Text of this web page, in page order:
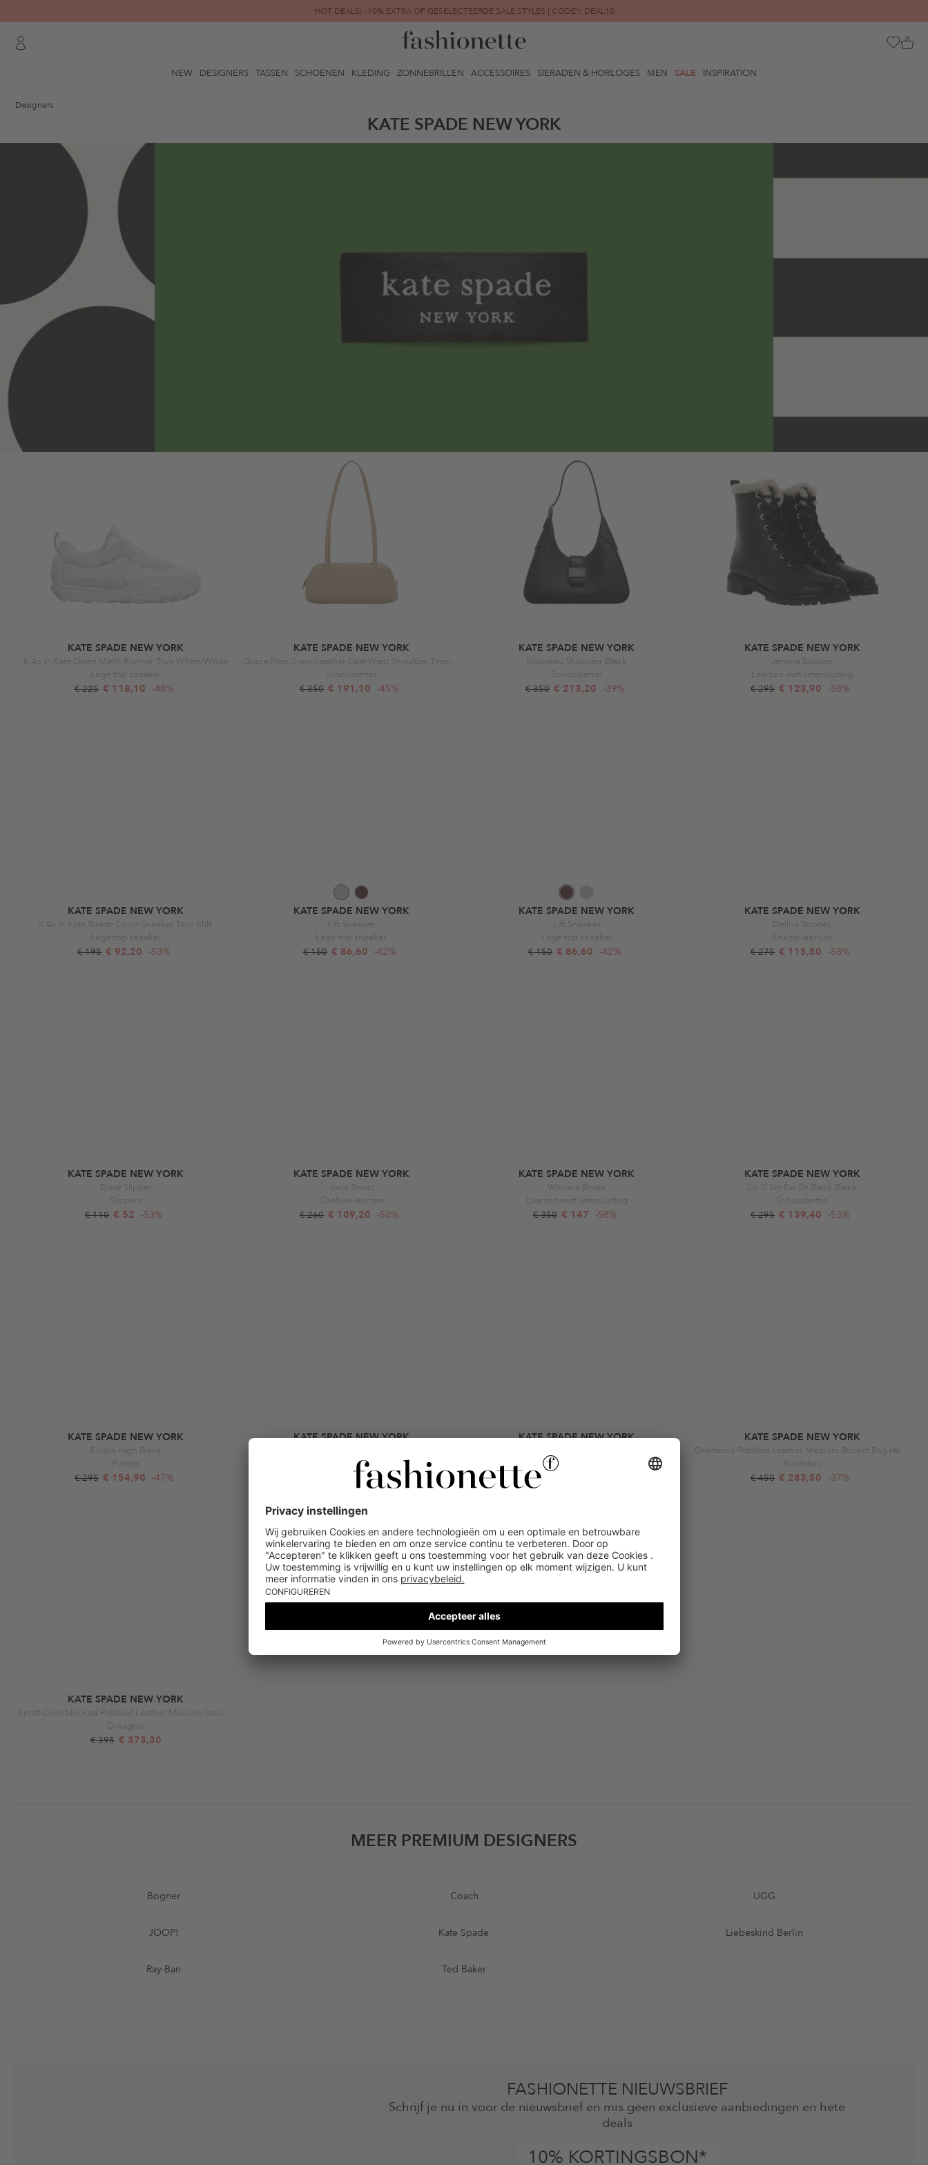
HOT DEALS: -10% EXTRA OP GESELECTEERDE SALE STYLES | CODE*: DEAL10
FINAL SALE | TOT -80% GEREDUCEERD
NEW DESIGNERS TASSEN SCHOENEN KLEDING ZONNEBRILLEN ACCESSOIRES SIERADEN & HORLOGES MEN SALE INSPIRATION
Designers
KATE SPADE NEW YORK
KATE SPADE NEW YORK
K As In Kate Open Mesh Runner True White/White
Lage-top sneaker
€ 225 € 118,10 -48%
KATE SPADE NEW YORK
Schoudertas
€ 350 € 191,10 -45%
KATE SPADE NEW YORK
Nouveau Shoulder Black
Schoudertas
€ 350 € 213,20 -39%
KATE SPADE NEW YORK
Jemma Booties
Laarzen met vetersluiting
€ 295 € 123,90 -58%
KATE SPADE NEW YORK
K As In Kate Suede Court Sneaker Taro Milk
Lage-top sneaker
€ 195 € 92,20 -53%
KATE SPADE NEW YORK
Lift Sneaker
Lage-top sneaker
€ 150 € 86,60 -42%
KATE SPADE NEW YORK
Lift Sneaker
Lage-top sneaker
€ 150 € 86,60 -42%
KATE SPADE NEW YORK
Delina Booties
Enkele laarsjes
€ 275 € 115,50 -58%
KATE SPADE NEW YORK
Dove Slipper
Slippers
€ 110 € 52 -53%
KATE SPADE NEW YORK
Josie Boots
Chelsea-laarzen
€ 260 € 109,20 -58%
KATE SPADE NEW YORK
Winona Boots
Laarzen met vetersluiting
€ 350 € 147 -58%
KATE SPADE NEW YORK
Liv Sl Sm Ew Sh Black Black
Schoudertas
€ 295 € 139,40 -53%
KATE SPADE NEW YORK
Elodie High Black
Pumps
€ 295 € 154,90 -47%
KATE SPADE NEW YORK
Enkele laarsjes
€ 115,50 -58%
KATE SPADE NEW YORK
Wollen Sjaal
€ 135
KATE SPADE NEW YORK
Buideltas
€ 450 € 283,50 -37%
KATE SPADE NEW YORK
Draagtas
€ 395 € 373,30
MEER PREMIUM DESIGNERS
Bogner Coach UGG
JOOP! Kate Spade Liebeskind Berlin
Ray-Ban Ted Baker
FASHIONETTE NIEUWSBRIEF
Schrijf je nu in voor de nieuwsbrief en mis geen exclusieve aanbiedingen en hete
deals
10% KORTINGSBON*